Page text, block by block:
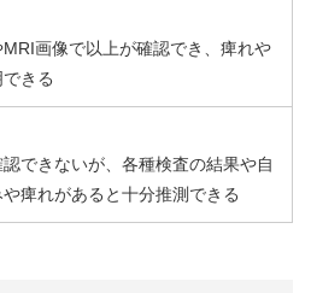
画像で以上が確認でき、痺れや
きる
できないが、各種検査の結果や自
痺れがあると十分推測できる